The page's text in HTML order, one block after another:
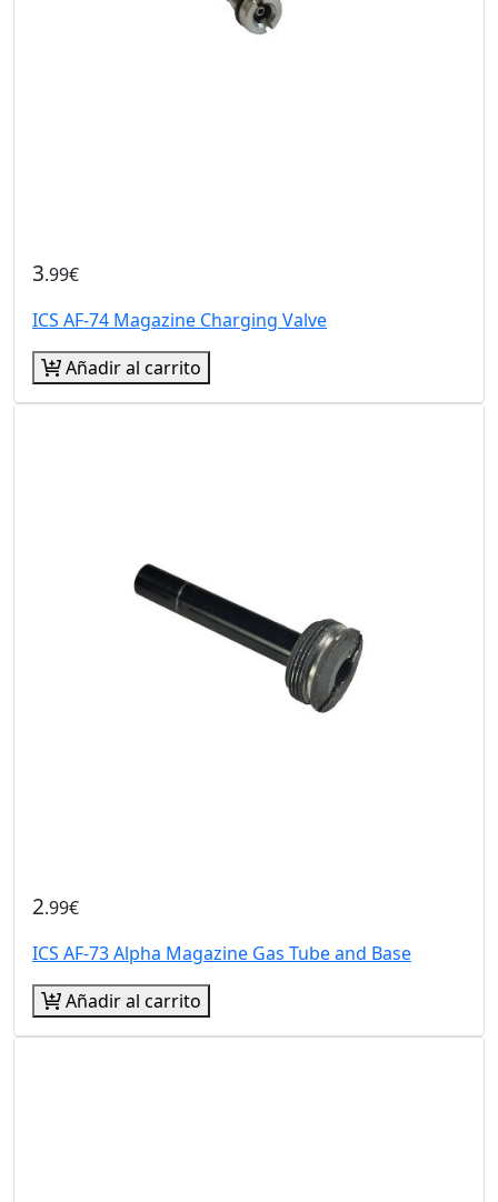
3.99€
ICS AF-74 Magazine Charging Valve
Añadir al carrito
2.99€
ICS AF-73 Alpha Magazine Gas Tube and Base
Añadir al carrito